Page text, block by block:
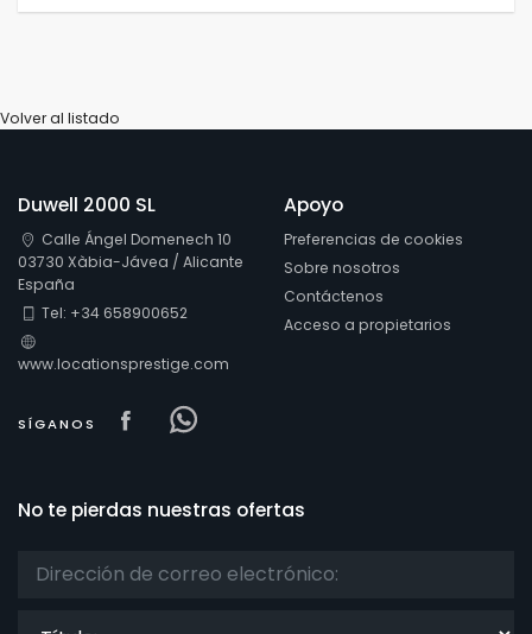
Volver al listado
Duwell 2000 SL
Calle Ángel Domenech 10
03730 Xàbia-Jávea / Alicante
España
Tel: +34 658900652
www.locationsprestige.com
SÍGANOS Visit our Facebook page
Visit our Facebowhatsappok
Apoyo
Preferencias de cookies
Sobre nosotros
Contáctenos
Acceso a propietarios
No te pierdas nuestras ofertas